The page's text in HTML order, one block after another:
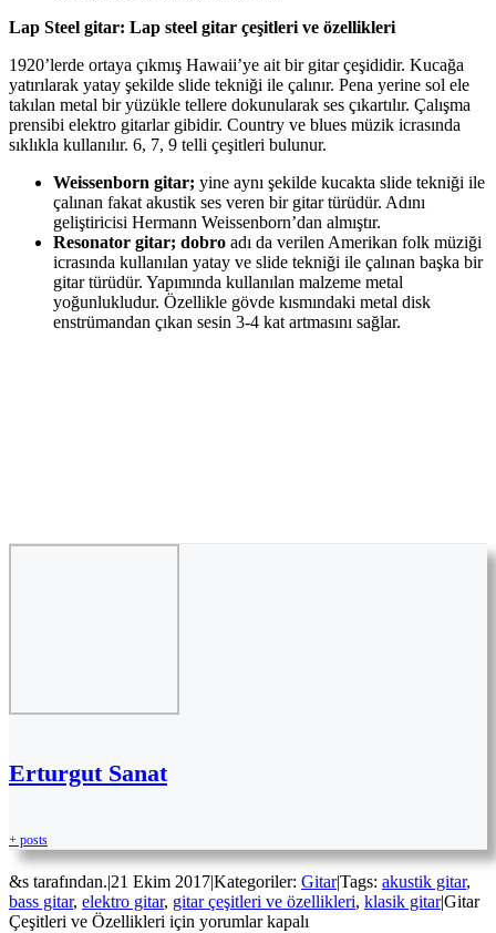
Lap Steel gitar: Lap steel gitar çeşitleri ve özellikleri
1920’lerde ortaya çıkmış Hawaii’ye ait bir gitar çeşididir. Kucağa
yatırılarak yatay şekilde slide tekniği ile çalınır. Pena yerine sol ele
takılan metal bir yüzükle tellere dokunularak ses çıkartılır. Çalışma
prensibi elektro gitarlar gibidir. Country ve blues müzik icrasında
sıklıkla kullanılır. 6, 7, 9 telli çeşitleri bulunur.
Weissenborn gitar; yine aynı şekilde kucakta slide tekniği ile
çalınan fakat akustik ses veren bir gitar türüdür. Adını
geliştiricisi Hermann Weissenborn’dan almıştır.
Resonator gitar; dobro adı da verilen Amerikan folk müziği
icrasında kullanılan yatay ve slide tekniği ile çalınan başka bir
gitar türüdür. Yapımında kullanılan malzeme metal
yoğunlukludur. Özellikle gövde kısmındaki metal disk
enstrümandan çıkan sesin 3-4 kat artmasını sağlar.
Erturgut Sanat
+ posts
&s tarafından.|21 Ekim 2017|Kategoriler: Gitar|Tags: akustik gitar,
bass gitar, elektro gitar, gitar çeşitleri ve özellikleri, klasik gitar|Gitar
Çeşitleri ve Özellikleri için yorumlar kapalı